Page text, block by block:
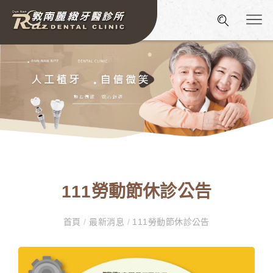
111勞動節休診公告
首頁/ 最新消息 / 111勞動節休診公告